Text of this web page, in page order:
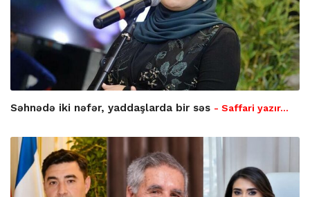
Səhnədə iki nəfər, yaddaşlarda bir səs - Saffari yazır…